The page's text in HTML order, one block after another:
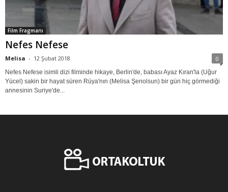
Film Fragmanı
Nefes Nefese
Melisa - 12 Şubat 2018 0
Nefes Nefese isimli dizi filminde hikaye, Berlin'de, babası Ayaz Kıran'la (Uğur
Yücel) sakin bir hayat süren Rüya'nın (Melisa Şenolsun) bir gün hiç görmediği
annesinin Suriye'de...